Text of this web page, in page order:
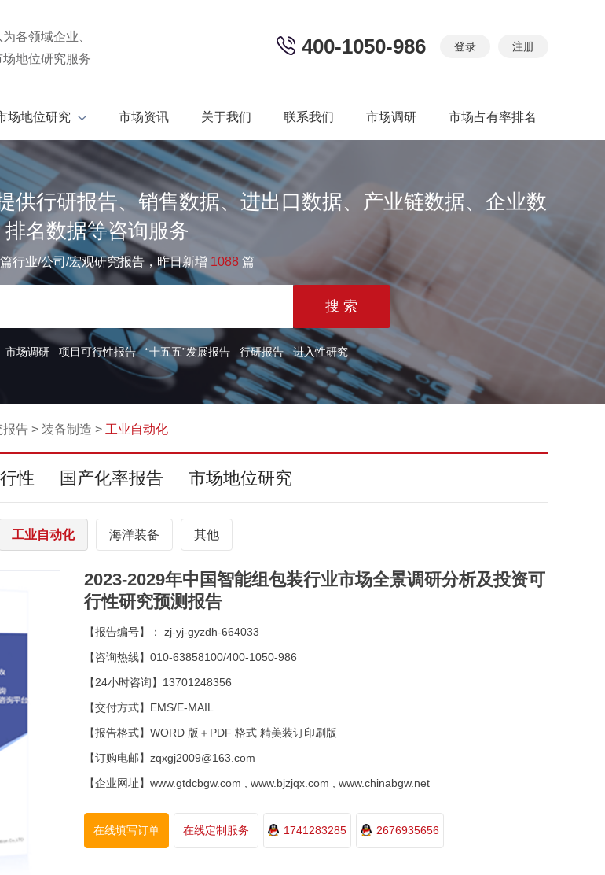
各领域企业、
地位研究服务
登录 注册
400-1050-986
场地位研究 市场资讯 关于我们 联系我们 市场调研 市场占有率排名
供行研报告、销售数据、进出口数据、产业链数据、企业数
排名数据等咨询服务
篇行业/公司/宏观研究报告，昨日新增 1088 篇
市场调研 项目可行性报告 “十五五”发展报告 行研报告 进入性研究
报告 > 装备制造 > 工业自动化
性 国产化率报告 市场地位研究
工业自动化 海洋装备 其他
2023-2029年中国智能组包装行业市场全景调研分析及投资可
行性研究预测报告
【报告编号】： zj-yj-gyzdh-664033
【咨询热线】010-63858100/400-1050-986
【24小时咨询】13701248356
【交付方式】EMS/E-MAIL
【报告格式】WORD 版＋PDF 格式 精美装订印刷版
【订购电邮】zqxgj2009@163.com
【企业网址】www.gtdcbgw.com , www.bjzjqx.com , www.chinabgw.net
在线填写订单 在线定制服务 1741283285 2676935656